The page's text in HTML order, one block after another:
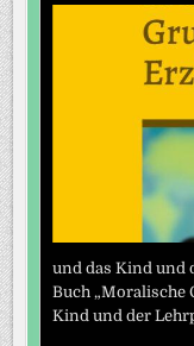
und das Kind und
Buch „Moralische
Kind und der